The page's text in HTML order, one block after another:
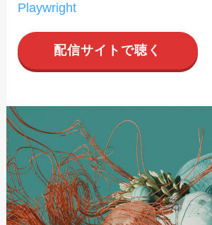
Playwright
配信サイトで聴く